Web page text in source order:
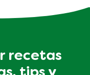
recetas